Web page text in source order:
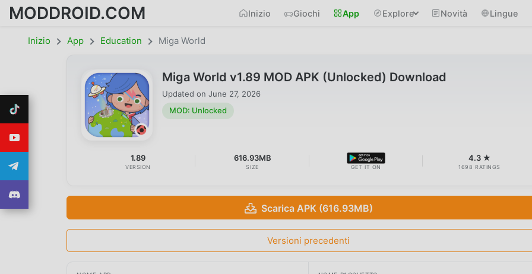
MODDROID.COM Inizio Giochi App Explore Novità Lingue
Inizio App Education Miga World
Miga World v1.89 MOD APK (Unlocked) Download
Updated on June 27, 2026
MOD: Unlocked
1.89
VERSION
616.93MB
SIZE GET IT ON
4.3 ★
1698 RATINGS
Scarica APK (616.93MB)
Versioni precedenti